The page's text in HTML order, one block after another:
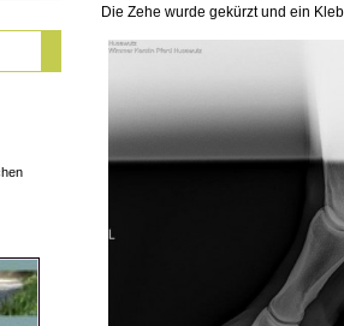
Die Zehe wurde gekürzt und ein